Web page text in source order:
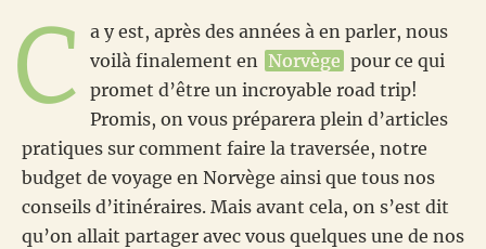
C
a y est, après des années à en parler, nous
voilà finalement en Norvège pour ce qui
promet d’être un incroyable road trip!
Promis, on vous préparera plein d’articles
pratiques sur comment faire la traversée, notre
budget de voyage en Norvège ainsi que tous nos
conseils d’itinéraires. Mais avant cela, on s’est dit
qu’on allait partager avec vous quelques une de nos